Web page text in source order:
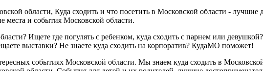
области, Куда сходить и что посетить в Московской области - лучшие
и события Московской области.
Ищете где погулять с ребенком, куда сходить с парнем или
выставки? Не знаете куда сходить на корпоратив? КудаМО поможет!
событиях Московской области. Мы знаем куда сходить в